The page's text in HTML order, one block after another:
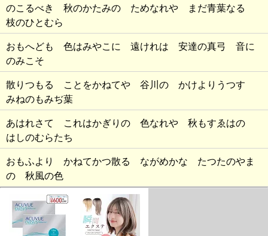
のこるべき 秋のかたみの ためなれや まだ青葉なる
枝のひとむら
おもへども 色はみやこに 遠けれは 安達の真弓 音に
のみこそ
散りつもる ことをかねてや 谷川の かけよりうつす
みねのもみぢ葉
あはれさて これはかぎりの 色なれや 秋もすゑはの
はしのむらたち
おもふより かねてかつ散る ながめかな たつたのやま
の 秋風の色